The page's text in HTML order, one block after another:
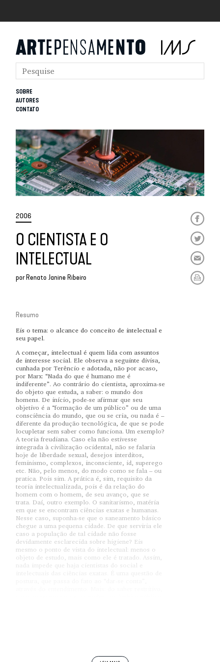
SOBRE
AUTORES
CONTATO
2006
O CIENTISTA E O
INTELECTUAL
porRenato Janine Ribeiro
Resumo
Eis o tema: o alcance do conceito de intelectual e
seu papel.
A começar, intelectual é quem lida com assuntos
de interesse social. Ele observa a seguinte divisa,
cunhada por Terêncio e adotada, não por acaso,
por Marx: “Nada do que é humano me é
indiferente”. Ao contrário do cientista, aproxima-se
do objeto que estuda, a saber: o mundo dos
homens. De início, pode-se afirmar que seu
objetivo é a “formação de um público” ou de uma
consciência do mundo, que ou se cria, ou nada é –
diferente da produção tecnológica, de que se pode
locupletar sem saber como funciona. Um exemplo?
A teoria freudiana. Caso ela não estivesse
integrada à civilização ocidental, não se falaria
hoje de liberdade sexual, desejos interditos,
feminismo, complexos, inconsciente, id, superego
etc. Não, pelo menos, do modo como se fala – ou
pratica. Pois sim. A prática é, sim, requisito da
teoria intelectualizada, pois é da relação do
homem com o homem, de seu avanço, que se
trata. Daí, outro exemplo. O sanitarismo, matéria
em que se encontram ciências exatas e humanas.
Nesse caso, suponha-se que o saneamento básico
chegue a uma pequena cidade. De que serviria ele
caso a população de tal cidade não fosse
devidamente esclarecida sobre higiene? Eis
mesmo o ponto de vista do intelectual: menos o
objeto de estudo, mais como ele é tratado. Assim,
nada impede que haja cientistas do social e
Segundo a teoria democrática, pelo povo.